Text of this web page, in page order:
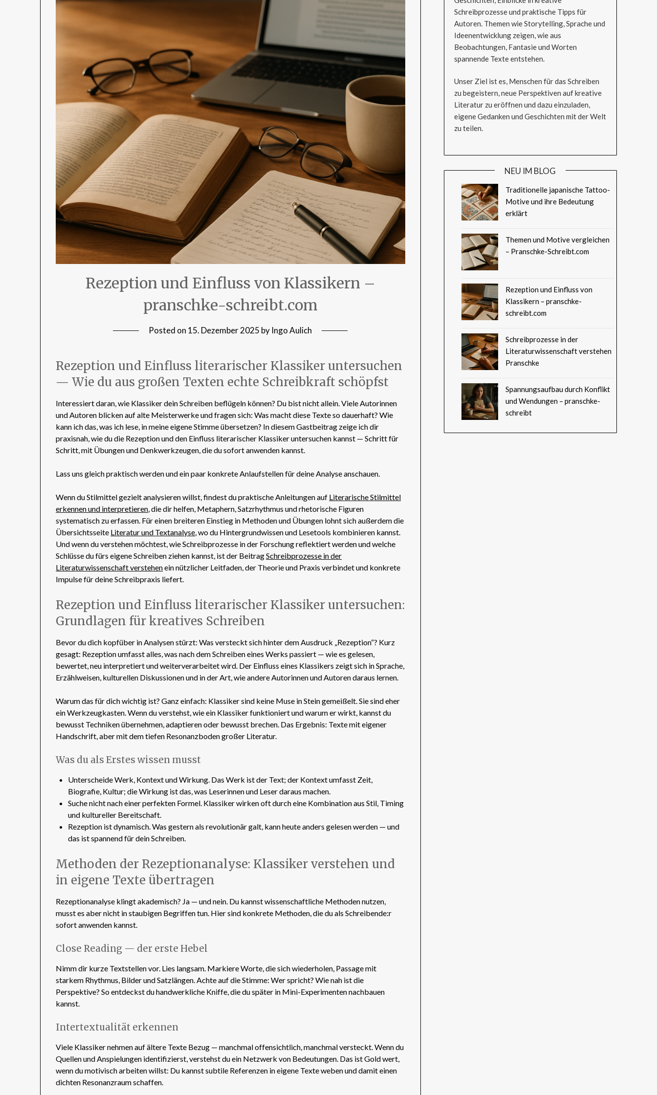
Rezeption und Einfluss von Klassikern –
pranschke-schreibt.com
Posted on 15. Dezember 2025 by Ingo Aulich
Rezeption und Einfluss literarischer Klassiker untersuchen
— Wie du aus großen Texten echte Schreibkraft schöpfst
Interessiert daran, wie Klassiker dein Schreiben beflügeln können? Du bist nicht allein. Viele Autorinnen
und Autoren blicken auf alte Meisterwerke und fragen sich: Was macht diese Texte so dauerhaft? Wie
kann ich das, was ich lese, in meine eigene Stimme übersetzen? In diesem Gastbeitrag zeige ich dir
praxisnah, wie du die Rezeption und den Einfluss literarischer Klassiker untersuchen kannst — Schritt für
Schritt, mit Übungen und Denkwerkzeugen, die du sofort anwenden kannst.
Lass uns gleich praktisch werden und ein paar konkrete Anlaufstellen für deine Analyse anschauen.
Wenn du Stilmittel gezielt analysieren willst, findest du praktische Anleitungen auf Literarische Stilmittel
erkennen und interpretieren , die dir helfen, Metaphern, Satzrhythmus und rhetorische Figuren
systematisch zu erfassen. Für einen breiteren Einstieg in Methoden und Übungen lohnt sich außerdem die
Übersichtsseite Literatur und Textanalyse , wo du Hintergrundwissen und Lesetools kombinieren kannst.
Und wenn du verstehen möchtest, wie Schreibprozesse in der Forschung reflektiert werden und welche
Schlüsse du fürs eigene Schreiben ziehen kannst, ist der BeitragSchreibprozesse in der
Literaturwissenschaft verstehenein nützlicher Leitfaden, der Theorie und Praxis verbindet und konkrete
Impulse für deine Schreibpraxis liefert.
Rezeption und Einfluss literarischer Klassiker untersuchen:
Grundlagen für kreatives Schreiben
Bevor du dich kopfüber in Analysen stürzt: Was versteckt sich hinter dem Ausdruck „Rezeption“? Kurz
gesagt: Rezeption umfasst alles, was nach dem Schreiben eines Werks passiert — wie es gelesen,
bewertet, neu interpretiert und weiterverarbeitet wird. Der Einfluss eines Klassikers zeigt sich in Sprache,
Erzählweisen, kulturellen Diskussionen und in der Art, wie andere Autorinnen und Autoren daraus lernen.
Warum das für dich wichtig ist? Ganz einfach: Klassiker sind keine Muse in Stein gemeißelt. Sie sind eher
ein Werkzeugkasten. Wenn du verstehst, wie ein Klassiker funktioniert und warum er wirkt, kannst du
bewusst Techniken übernehmen, adaptieren oder bewusst brechen. Das Ergebnis: Texte mit eigener
Handschrift, aber mit dem tiefen Resonanzboden großer Literatur.
Was du als Erstes wissen musst
Unterscheide Werk, Kontext und Wirkung. Das Werk ist der Text; der Kontext umfasst Zeit,
Biografie, Kultur; die Wirkung ist das, was Leserinnen und Leser daraus machen.
Suche nicht nach einer perfekten Formel. Klassiker wirken oft durch eine Kombination aus Stil, Timing
und kultureller Bereitschaft.
Rezeption ist dynamisch. Was gestern als revolutionär galt, kann heute anders gelesen werden — und
das ist spannend für dein Schreiben.
Methoden der Rezeptionanalyse: Klassiker verstehen und
in eigene Texte übertragen
Rezeptionanalyse klingt akademisch? Ja — und nein. Du kannst wissenschaftliche Methoden nutzen,
musst es aber nicht in staubigen Begriffen tun. Hier sind konkrete Methoden, die du als Schreibende:r
sofort anwenden kannst.
Close Reading — der erste Hebel
Nimm dir kurze Textstellen vor. Lies langsam. Markiere Worte, die sich wiederholen, Passage mit
starkem Rhythmus, Bilder und Satzlängen. Achte auf die Stimme: Wer spricht? Wie nah ist die
Perspektive? So entdeckst du handwerkliche Kniffe, die du später in Mini-Experimenten nachbauen
kannst.
Intertextualität erkennen
Viele Klassiker nehmen auf ältere Texte Bezug — manchmal offensichtlich, manchmal versteckt. Wenn du
Quellen und Anspielungen identifizierst, verstehst du ein Netzwerk von Bedeutungen. Das ist Gold wert,
wenn du motivisch arbeiten willst: Du kannst subtile Referenzen in eigene Texte weben und damit einen
dichten Resonanzraum schaffen.
Schreibprozesse und praktische Tipps für
Autoren. Themen wie Storytelling, Sprache und
Ideenentwicklung zeigen, wie aus
Beobachtungen, Fantasie und Worten
spannende Texte entstehen.
Unser Ziel ist es, Menschen für das Schreiben
zu begeistern, neue Perspektiven auf kreative
Literatur zu eröffnen und dazu einzuladen,
eigene Gedanken und Geschichten mit der Welt
zu teilen.
NEU IM BLOG
Traditionelle japanische Tattoo-
Motive und ihre Bedeutung
erklärt
Themen und Motive vergleichen
– Pranschke-Schreibt.com
Rezeption und Einfluss von
Klassikern – pranschke-
schreibt.com
Schreibprozesse in der
Literaturwissenschaft verstehen
Pranschke
Spannungsaufbau durch Konflikt
und Wendungen – pranschke-
schreibt